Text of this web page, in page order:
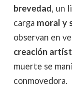
brevedad, un
carga moral y
observan en
creación
muerte se
conmovedora.